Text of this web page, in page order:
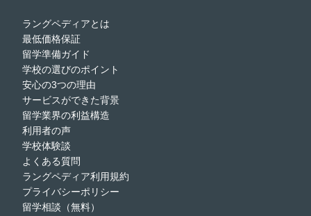
ラングペディアとは
最低価格保証
留学準備ガイド
学校の選びのポイント
安心の3つの理由
サービスができた背景
留学業界の利益構造
利用者の声
学校体験談
よくある質問
ラングペディア利用規約
プライバシーポリシー
留学相談（無料）